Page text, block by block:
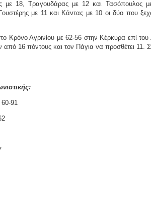
με 18, Τραγουδάρας με 12 και Τασόπουλος
με 11 και Κάντας με 10 οι δύο που
Κρόνο Αγρινίου με 62-56 στην Κέρκυρα επί του
16 πόντους και τον Πάγια να προσθέτει 11.
91